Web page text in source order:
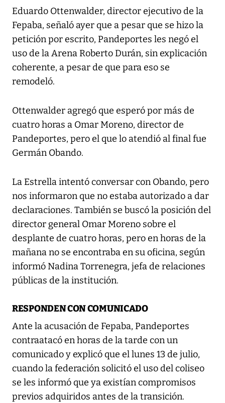
Eduardo Ottenwalder, director ejecutivo de la
Fepaba, señaló ayer que a pesar que se hizo la
petición por escrito, Pandeportes les negó el
uso de la Arena Roberto Durán, sin explicación
coherente, a pesar de que para eso se
remodeló.
Ottenwalder agregó que esperó por más de
cuatro horas a Omar Moreno, director de
Pandeportes, pero el que lo atendió al final fue
Germán Obando.
La Estrella intentó conversar con Obando, pero
nos informaron que no estaba autorizado a dar
declaraciones. También se buscó la posición del
director general Omar Moreno sobre el
desplante de cuatro horas, pero en horas de la
mañana no se encontraba en su oficina, según
informó Nadina Torrenegra, jefa de relaciones
públicas de la institución.
RESPONDEN CON COMUNICADO
Ante la acusación de Fepaba, Pandeportes
contraatacó en horas de la tarde con un
comunicado y explicó que el lunes 13 de julio,
cuando la federación solicitó el uso del coliseo
se les informó que ya existían compromisos
previos adquiridos antes de la transición.